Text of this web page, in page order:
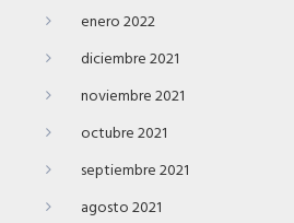
enero 2022
diciembre 2021
noviembre 2021
octubre 2021
septiembre 2021
agosto 2021